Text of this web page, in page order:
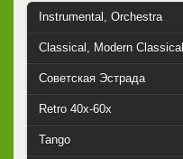
Instrumental, Orchestra
Classical, Modern Classical
Советская Эстрада
Retro 40x-60x
Tango